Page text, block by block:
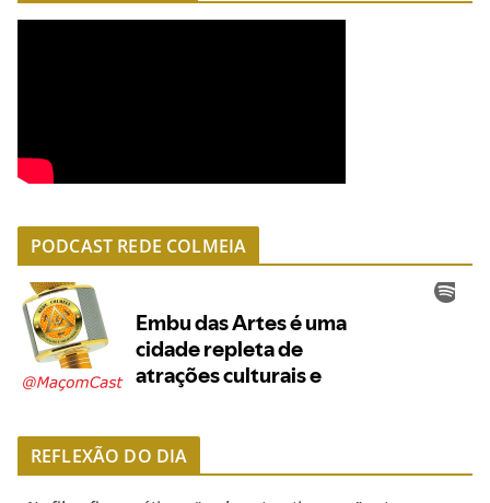
PODCAST REDE COLMEIA
REFLEXÃO DO DIA